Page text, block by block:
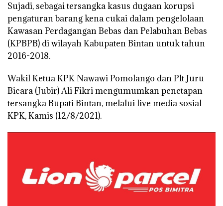
Sujadi, sebagai tersangka kasus dugaan korupsi
pengaturan barang kena cukai dalam pengelolaan
Kawasan Perdagangan Bebas dan Pelabuhan Bebas
(KPBPB) di wilayah Kabupaten Bintan untuk tahun
2016-2018.
Wakil Ketua KPK Nawawi Pomolango dan Plt Juru
Bicara (Jubir) Ali Fikri mengumumkan penetapan
tersangka Bupati Bintan, melalui live media sosial
KPK, Kamis (12/8/2021).